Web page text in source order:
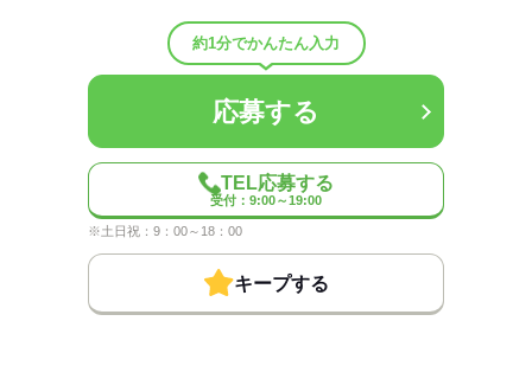
・各種社会保険完備（健康・雇用・労災・厚生年金）
・時間外残業手当
・赴任旅費
・スタッフホットライン（職場相談窓口）
・各種割引が利用できる福利厚生パッケージサービス
・キャリア相談
・友人紹介制度
・各種教育制度
■社員食堂
約1分でかんたん入力
応募する
TEL応募する
受付：9:00～19:00
※土日祝：9：00～18：00
キープする